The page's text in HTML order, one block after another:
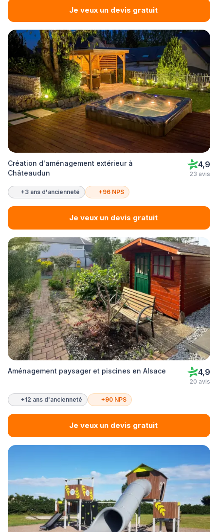
Je veux un devis gratuit
Création d'aménagement extérieur à
Châteaudun
4,9
23 avis
+3 ans d'ancienneté +96 NPS
Je veux un devis gratuit
Aménagement paysager et piscines en Alsace 4,9
20 avis
+12 ans d'ancienneté +90 NPS
Je veux un devis gratuit